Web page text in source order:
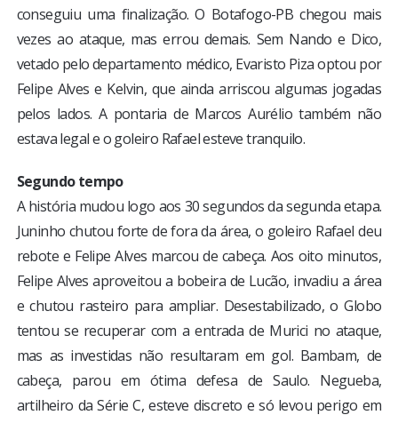
conseguiu uma finalização. O Botafogo-PB chegou mais
vezes ao ataque, mas errou demais. Sem Nando e Dico,
vetado pelo departamento médico, Evaristo Piza optou por
Felipe Alves e Kelvin, que ainda arriscou algumas jogadas
pelos lados. A pontaria de Marcos Aurélio também não
estava legal e o goleiro Rafael esteve tranquilo.
Segundo tempo
A história mudou logo aos 30 segundos da segunda etapa.
Juninho chutou forte de fora da área, o goleiro Rafael deu
rebote e Felipe Alves marcou de cabeça. Aos oito minutos,
Felipe Alves aproveitou a bobeira de Lucão, invadiu a área
e chutou rasteiro para ampliar. Desestabilizado, o Globo
tentou se recuperar com a entrada de Murici no ataque,
mas as investidas não resultaram em gol. Bambam, de
cabeça, parou em ótima defesa de Saulo. Negueba,
artilheiro da Série C, esteve discreto e só levou perigo em